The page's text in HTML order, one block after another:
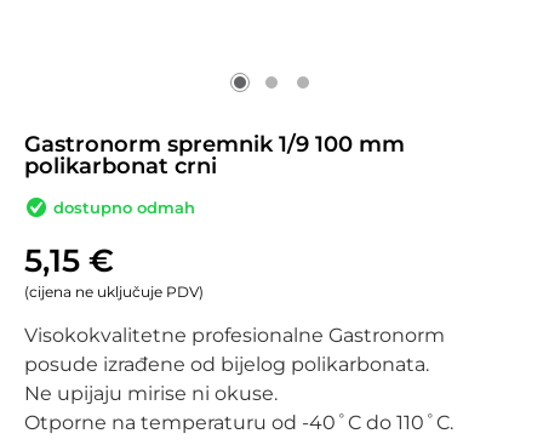
Gastronorm spremnik 1/9 100 mm
polikarbonat crni
dostupno odmah
5,15 €
(cijena ne uključuje PDV)
Visokokvalitetne profesionalne Gastronorm
posude izrađene od bijelog polikarbonata.
Ne upijaju mirise ni okuse.
Otporne na temperaturu od -40˚C do 110˚C.